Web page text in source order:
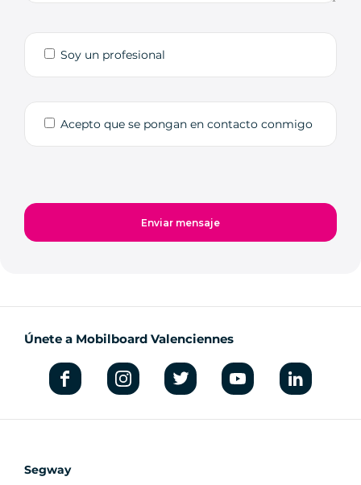
Soy un profesional
Acepto que se pongan en contacto conmigo
Únete a Mobilboard Valenciennes
Segway